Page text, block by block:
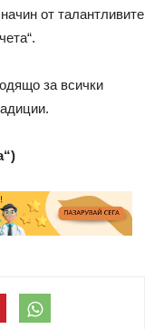
от талантливите
за всички